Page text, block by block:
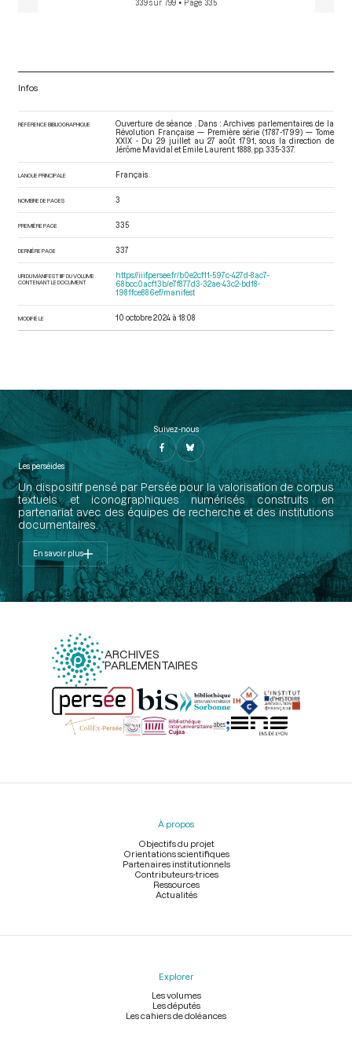
[Renvoi aux comités] p.337
339 sur 799 • Page 335
Infos
RÉFÉRENCE BIBLIOGRAPHIQUE
Ouverture de séance . Dans : Archives parlementaires de la
Révolution Française — Première série (1787-1799) — Tome
XXIX - Du 29 juillet au 27 août 1791.
, sous la direction de
Jérôme Mavidal et Emile Laurent. 1888. pp. 335-337.
LANGUE PRINCIPALE Français
NOMBRE DE PAGES 3
PREMIÈRE PAGE 335
DERNIÈRE PAGE 337
URI DU MANIFEST IIIF DU VOLUME
CONTENANT LE DOCUMENT
https://iiif.persee.fr/b0e2cf11-597c-427d-8ac7-
68bcc0acf13b/e7f877d3-32ae-43c2-bd18-
1981fce886ef/manifest
MODIFIÉ LE 10 octobre 2024 à 18:08
Suivez-nous
Les perséides
Un dispositif pensé par Persée pour la valorisation de corpus
textuels et iconographiques numérisés construits en
partenariat avec des équipes de recherche et des institutions
documentaires.
En savoir plus
ARCHIVES
PARLEMENTAIRES
Menu
À propos
Objectifs du projet
Orientations scientifiques
Partenaires institutionnels
Contributeurs-trices
Ressources
Actualités
Explorer
Les volumes
Les députés
Les cahiers de doléances